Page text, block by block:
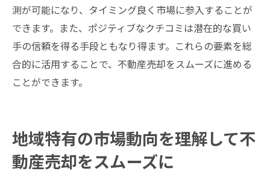
測が可能になり、タイミング良く市場に参入することが
できます。また、ポジティブなクチコミは潜在的な買い
手の信頼を得る手段ともなり得ます。これらの要素を総
合的に活用することで、不動産売却をスムーズに進める
ことができます。
地域特有の市場動向を理解して不
動産売却をスムーズに